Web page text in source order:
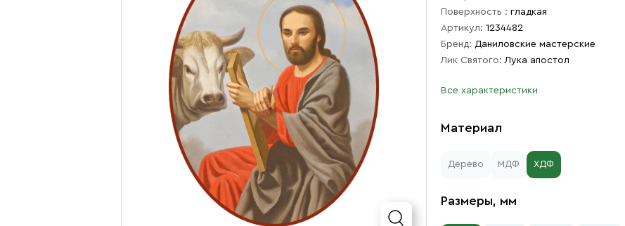
Поверхность : гладкая
Артикул: 1234482
Бренд: Даниловские мастерские
Лик Святого: Лука апостол
Все характеристики
Материал
Дерево МДФ ХДФ
Размеры, мм